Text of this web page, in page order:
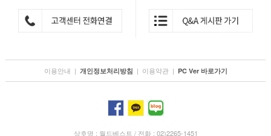
이용안내 | 개인정보처리방침 | 이용약관 | PC Ver 바로가기
상호명 : 월드베스트 / 전화 : 02)2265-1451